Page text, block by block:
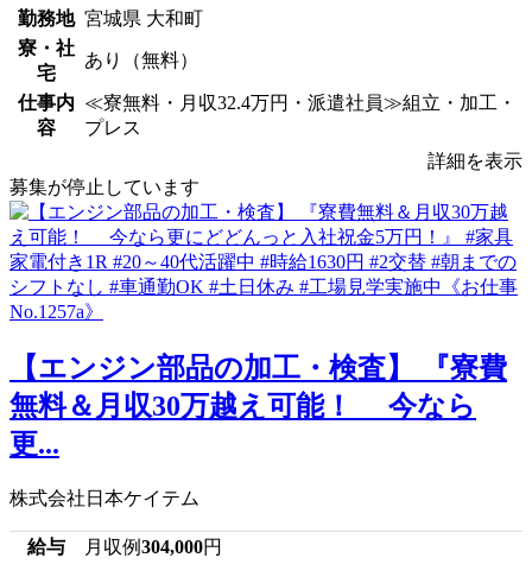
勤務地 宮城県 大和町
寮・社
宅
あり（無料）
仕事内
容
≪寮無料・月収32.4万円・派遣社員≫組立・加工・
プレス
詳細を表示
募集が停止しています
【エンジン部品の加工・検査】 『寮費
無料＆月収30万越え可能！ 今なら
更...
株式会社日本ケイテム
給与 月収例304,000円